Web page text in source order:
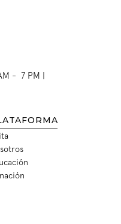
-  7 PM |